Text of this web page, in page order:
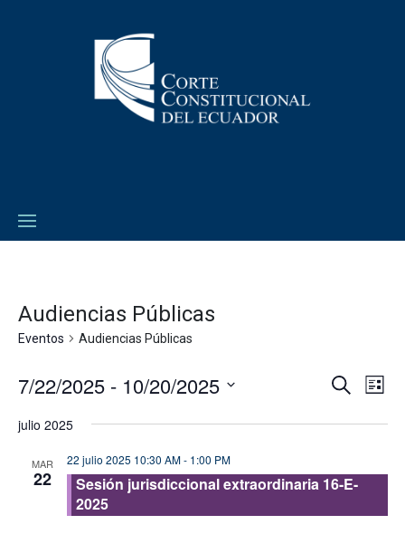
Audiencias Públicas
Eventos Audiencias Públicas
vistas
de
Buscar
Lista
7/22/2025 - 10/20/2025
fecha.
julio 2025
MAR
22
22 julio 2025 10:30 AM- 1:00 PM
Sesión jurisdiccional extraordinaria 16-E-
2025